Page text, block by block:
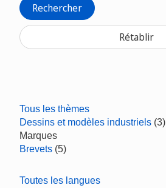
Rechercher
Rétablir
Tous les thèmes
Dessins et modèles industriels (3)
Marques
Brevets (5)
Toutes les langues